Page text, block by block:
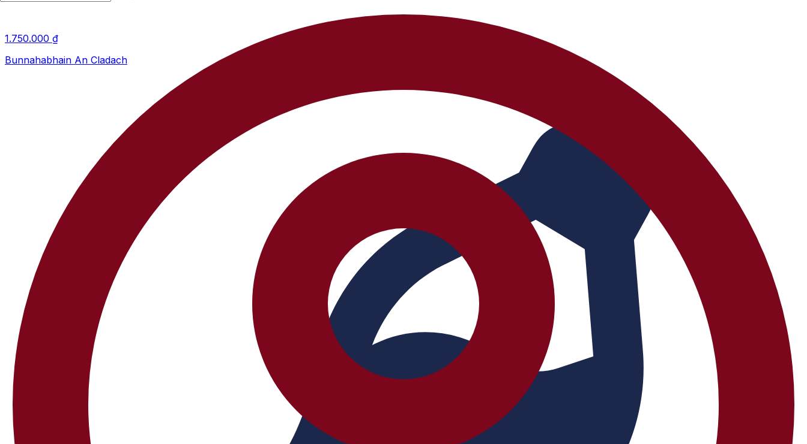
1.750.000 ₫
Bunnahabhain An Cladach